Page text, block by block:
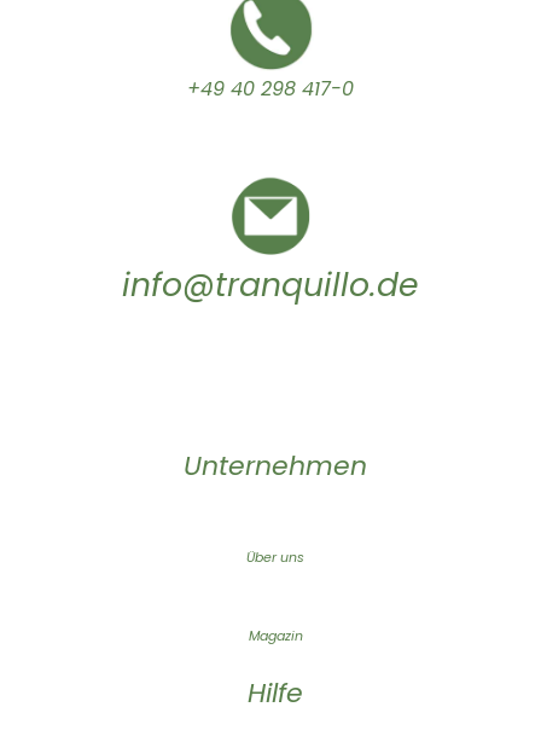
+49 40 298 417-0
info@tranquillo.de
Unternehmen
Über uns
Magazin
Hilfe